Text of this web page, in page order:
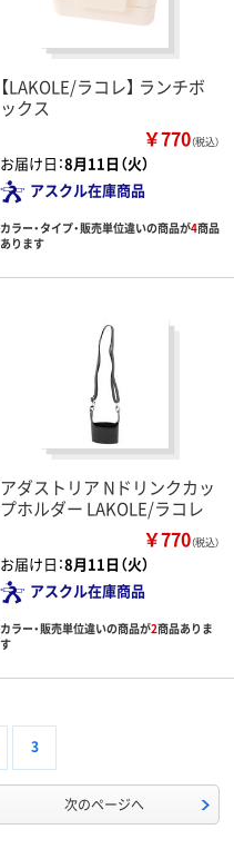
【LAKOLE/ラコレ】 ランチボ
ックス
￥770（税込）
お届け日：8月11日（火）
アスクル在庫商品
カラー・タイプ・販売単位違いの商品が4商品
あります
アダストリア Nドリンクカッ
プホルダー LAKOLE/ラコレ
￥770（税込）
お届け日：8月11日（火）
アスクル在庫商品
カラー・販売単位違いの商品が2商品ありま
す
3
次のページへ